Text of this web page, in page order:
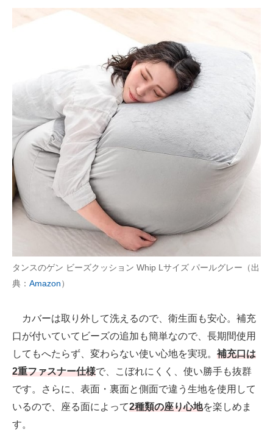
タンスのゲン ビーズクッション Whip Lサイズ パールグレー（出
典： Amazon）
カバーは取り外して洗えるので、衛生面も安心。補充
口が付いていてビーズの追加も簡単なので、長期間使用
してもへたらず、変わらない使い心地を実現。 補充口は
2重ファスナー仕様で、こぼれにくく、使い勝手も抜群
です。さらに、表面・裏面と側面で違う生地を使用して
いるので、座る面によって2種類の座り心地を楽しめま
す。